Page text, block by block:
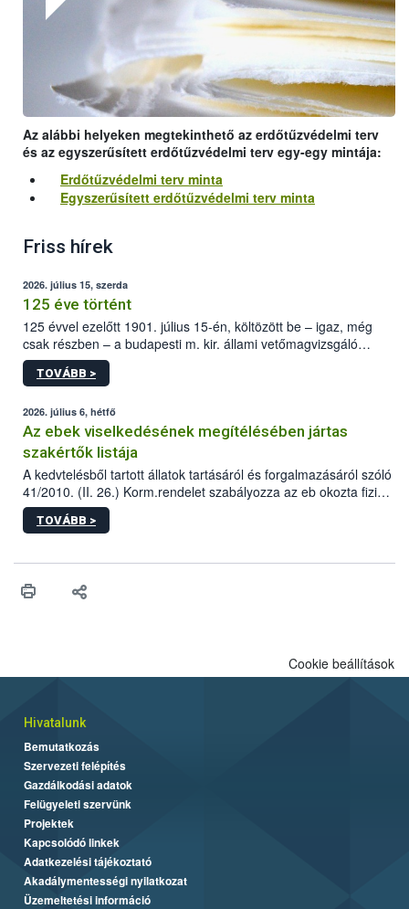
Az alábbi helyeken megtekinthető az erdőtűzvédelmi terv
és az egyszerűsített erdőtűzvédelmi terv egy-egy mintája:
Erdőtűzvédelmi terv minta
Egyszerűsített erdőtűzvédelmi terv minta
Friss hírek
2026. július 15, szerda
125 éve történt
125 évvel ezelőtt 1901. július 15-én, költözött be – igaz, még
csak részben – a budapesti m. kir. állami vetőmagvizsgáló
állomás a Kis Rókus utca 15. szám alatti, Czigler Győző által
tervezett új épületébe.
TOVÁBB >
2026. július 6, hétfő
Az ebek viselkedésének megítélésében jártas
szakértők listája
A kedvtelésből tartott állatok tartásáról és forgalmazásáról szóló
41/2010. (II. 26.) Korm.rendelet szabályozza az eb okozta fizikai
sérülés, illetve ennek veszélye keletkezésekor felmerülő
hatósági feladatokat, valamint a veszélyes eb tartását és annak
vonni az ebek viselkedésének megítélésében jártas szakértőt.
TOVÁBB >
Cookie beállítások
Hivatalunk
Bemutatkozás
Szervezeti felépítés
Gazdálkodási adatok
Felügyeleti szervünk
Projektek
Kapcsolódó linkek
Adatkezelési tájékoztató
Akadálymentességi nyilatkozat
Üzemeltetési információ